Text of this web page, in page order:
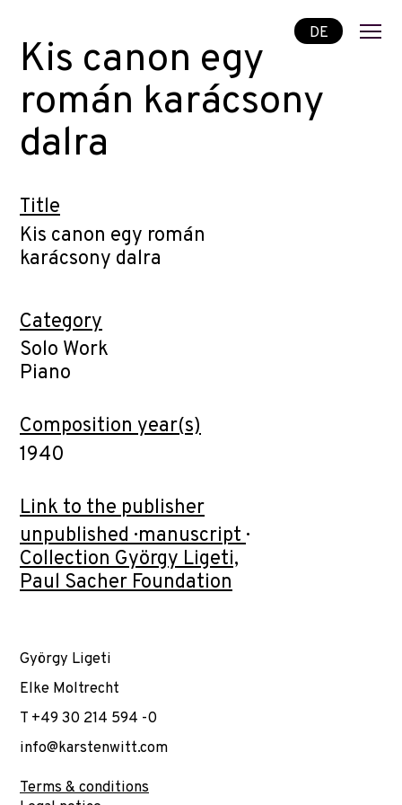
DE
Kis canon egy
román karácsony
dalra
Title
Kis canon egy román
karácsony dalra
Category
Solo Work
Piano
Composition year(s)
1940
Link to the publisher
unpublished · manuscript ·
Collection György Ligeti,
Paul Sacher Foundation
György Ligeti
Elke Moltrecht
T +49 30 214 594 -0
info@karstenwitt.com
Terms & conditions